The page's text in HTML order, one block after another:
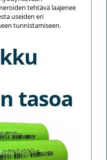
tehtävä laajenee
useiden eri
tunnistamiseen.
tasoa